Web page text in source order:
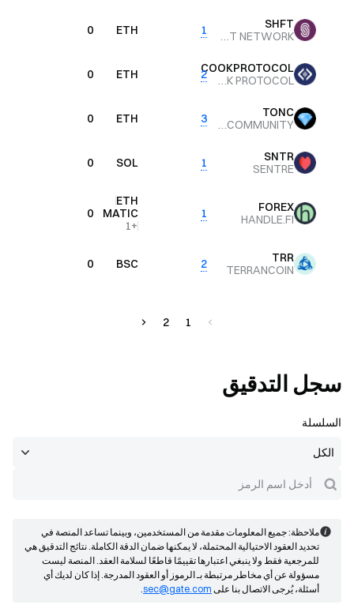
SHFT
SHYFT NETWORK
1
ETH
0
COOKPROTOCOL
COOK PROTOCOL
2
ETH
0
TONC
TONCOMMUNITY
3
ETH
0
SNTR
SENTRE
1
SOL
0
FOREX
HANDLE.FI
1
ETH
MATIC
+
1
0
TRR
TERRANCOIN
2
BSC
0
1
2
سجل التدقيق
السلسلة
ملاحظة: جميع المعلومات مقدمة من المستخدمين، وبينما تساعد المنصة في
تحديد العقود الاحتيالية المحتملة، لا يمكنها ضمان الدقة الكاملة. نتائج التدقيق هي
للمرجعية فقط ولا ينبغي اعتبارها تقييمًا قاطعًا لسلامة العقد. المنصة ليست
مسؤولة عن أي مخاطر مرتبطة بـ الرموز أو العقود المدرجة. إذا كان لديك أي
أسئلة، يُرجى الاتصال بنا على sec@gate.com
.